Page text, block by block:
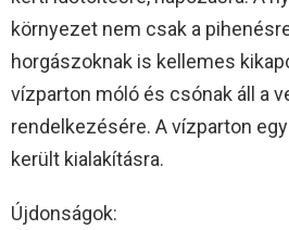
környezet nem csak a
horgászoknak is kellemes
vízparton móló és csónak áll a
rendelkezésére. A vízparton
került kialakításra.
Újdonságok: